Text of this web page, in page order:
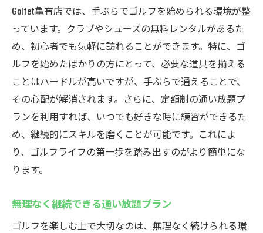
Golfet亀有店では、手ぶらでゴルフを始められる環境が整
っています。クラブやシューズの無料レンタルがあるた
め、初心者でも気軽に訪れることができます。特に、ゴ
ルフを始めたばかりの方にとって、必要な道具を揃える
ことはハードルが高いですが、手ぶらで通えることで、
その心配が解消されます。さらに、定額制の通い放題プ
ランを利用すれば、いつでも好きな時に練習ができるた
め、継続的にスキルを磨くことが可能です。これによ
り、ゴルフライフの第一歩を踏み出すのがより簡単にな
ります。
無理なく継続できる通い放題プラン
ゴルフを楽しむ上で大切なのは、無理なく続けられる環